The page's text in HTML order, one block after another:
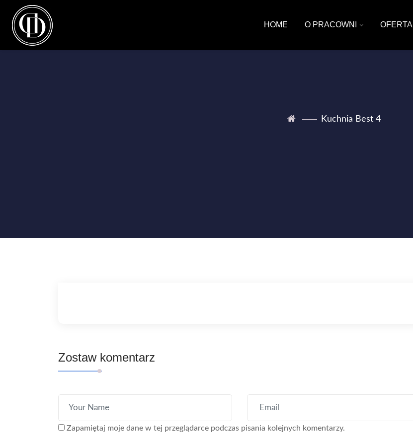
HOME O PRACOWNI OFERTA
Kuchnia Best 4
Zostaw komentarz
Zapamiętaj moje dane w tej przeglądarce podczas pisania kolejnych komentarzy.